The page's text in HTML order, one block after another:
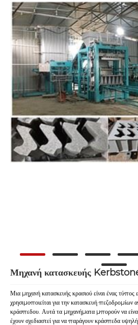
Μηχανή κατασκευής
Μια μηχανή κατασκευής κρασιού είναι ένας
χρησιμοποιείται για την κατασκευή
κράσπεδου. Αυτά τα μηχανήματα μπορούν να
έχουν σχεδιαστεί για να παράγουν κράσπεδα